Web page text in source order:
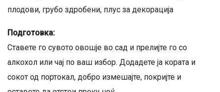
плодови, грубо здробени, плус за декорација
Подготовка:
Ставете го сувото овошје во сад и прелијте го со
алкохол или чај по ваш избор. Додадете ја кората и
сокот од портокал, добро измешајте, покријте и